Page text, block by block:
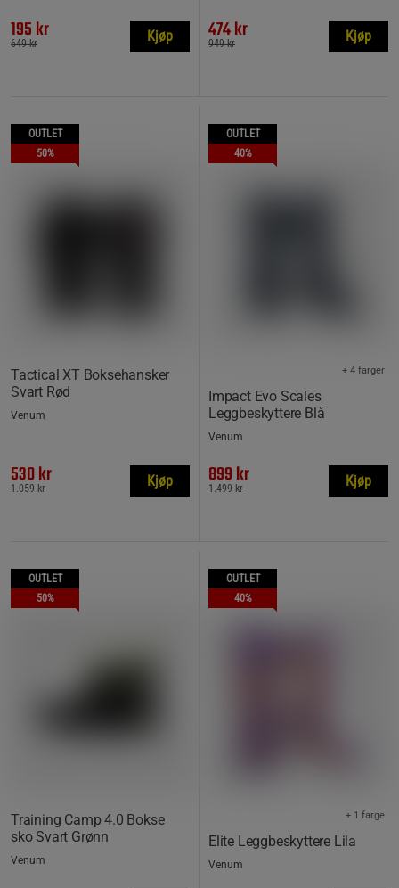
195 kr
649 kr Kjøp 474 kr
949 kr Kjøp
OUTLET
50%
Tactical XT Boksehansker
Svart Rød
Venum
530 kr
1.059 kr Kjøp
OUTLET
40%
Impact Evo Scales
Leggbeskyttere Blå
+ 4 farger
Venum
899 kr
1.499 kr Kjøp
OUTLET
50%
Training Camp 4.0 Bokse
sko Svart Grønn
Venum
OUTLET
40%
Elite Leggbeskyttere Lila
+ 1 farge
Venum